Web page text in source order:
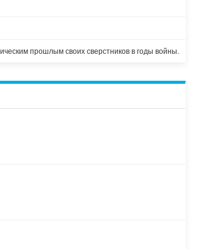
прошлым своих сверстников в годы войны.